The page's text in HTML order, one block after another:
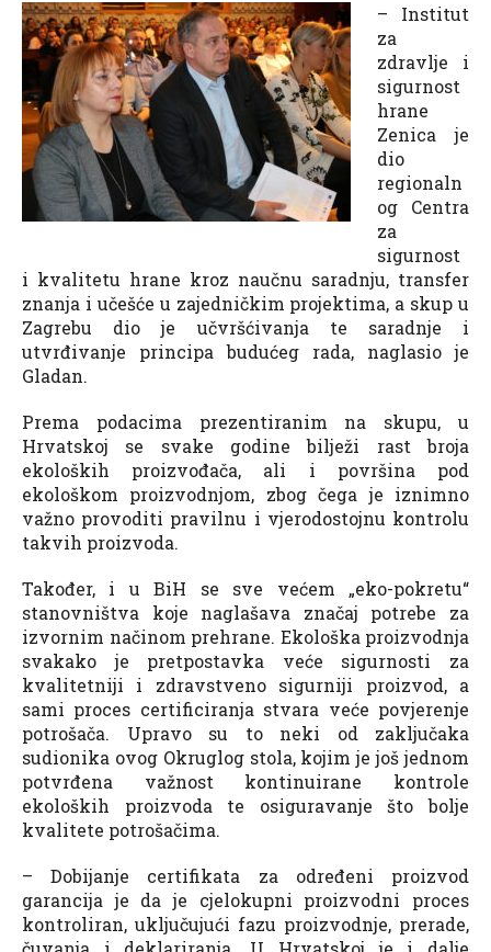
– Institut
za
zdravlje i
sigurnost
hrane
Zenica je
dio
regionaln
og Centra
za
sigurnost
i kvalitetu hrane kroz naučnu saradnju, transfer
znanja i učešće u zajedničkim projektima, a skup u
Zagrebu dio je učvršćivanja te saradnje i
utvrđivanje principa budućeg rada, naglasio je
Gladan.
Prema podacima prezentiranim na skupu, u
Hrvatskoj se svake godine bilježi rast broja
ekoloških proizvođača, ali i površina pod
ekološkom proizvodnjom, zbog čega je iznimno
važno provoditi pravilnu i vjerodostojnu kontrolu
takvih proizvoda.
Također, i u BiH se sve većem „eko-pokretu“
stanovništva koje naglašava značaj potrebe za
izvornim načinom prehrane. Ekološka proizvodnja
svakako je pretpostavka veće sigurnosti za
kvalitetniji i zdravstveno sigurniji proizvod, a
sami proces certificiranja stvara veće povjerenje
potrošača. Upravo su to neki od zaključaka
sudionika ovog Okruglog stola, kojim je još jednom
potvrđena važnost kontinuirane kontrole
ekoloških proizvoda te osiguravanje što bolje
kvalitete potrošačima.
– Dobijanje certifikata za određeni proizvod
garancija je da je cjelokupni proizvodni proces
kontroliran, uključujući fazu proizvodnje, prerade,